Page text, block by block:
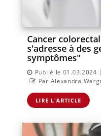
Cancer
s'adresse à des
symptômes"
Publié le 01.03.2024 |
Par Alexandra
LIRE L'ARTICLE